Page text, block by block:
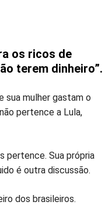
os ricos de
terem dinheiro”.
sua mulher gastam o
pertence a Lula,
pertence. Sua própria
é outra discussão.
dos brasileiros.